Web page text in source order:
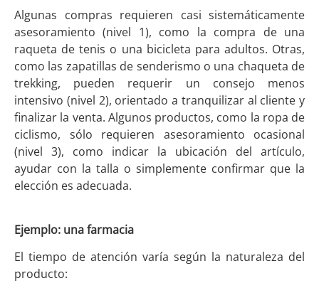
Algunas compras requieren casi sistemáticamente
asesoramiento (nivel 1), como la compra de una
raqueta de tenis o una bicicleta para adultos. Otras,
como las zapatillas de senderismo o una chaqueta de
trekking, pueden requerir un consejo menos
intensivo (nivel 2), orientado a tranquilizar al cliente y
finalizar la venta. Algunos productos, como la ropa de
ciclismo, sólo requieren asesoramiento ocasional
(nivel 3), como indicar la ubicación del artículo,
ayudar con la talla o simplemente confirmar que la
elección es adecuada.
Ejemplo: una farmacia
El tiempo de atención varía según la naturaleza del
producto: